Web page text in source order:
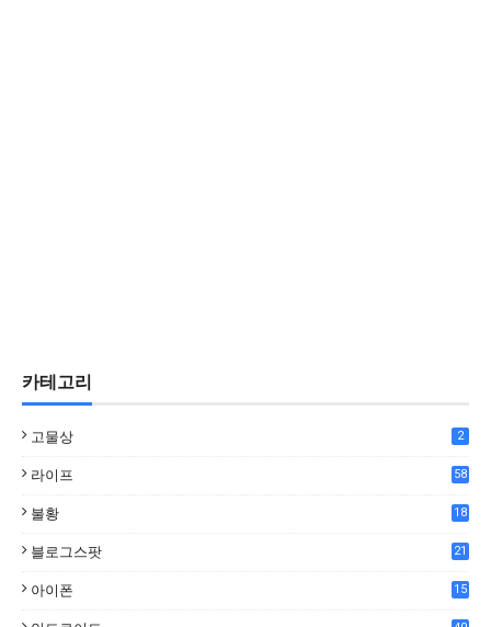
카테고리
고물상 2
라이프 58
불황
18
블로그스팟 21
아이폰 15